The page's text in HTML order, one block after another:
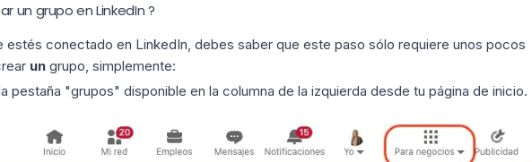
un grupo en LinkedIn ?
estés conectado en LinkedIn, debes saber que este paso sólo requiere unos pocos
ungrupo, simplemente:
pestaña "grupos" disponible en la columna de la izquierda desde tu página de inicio.